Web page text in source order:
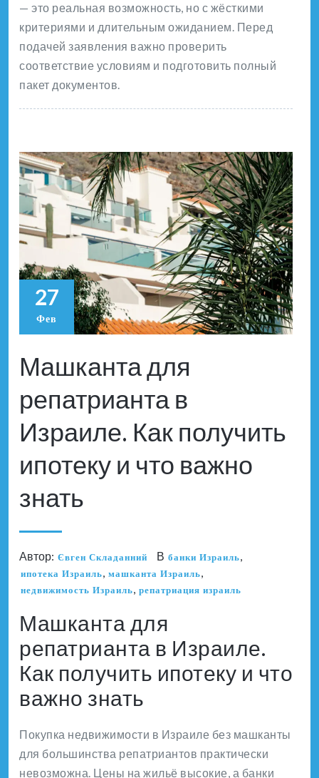
— это реальная возможность, но с жёсткими
критериями и длительным ожиданием. Перед
подачей заявления важно проверить
соответствие условиям и подготовить полный
пакет документов.
27
Фев
Машканта для
репатрианта в
Израиле. Как получить
ипотеку и что важно
знать
Автор: Євген Складанний В банки Израиль,
ипотека Израиль, машканта Израиль,
недвижимость Израиль, репатриация израиль
Машканта для
репатрианта в Израиле.
Как получить ипотеку и что
важно знать
Покупка недвижимости в Израиле без машканты
для большинства репатриантов практически
невозможна. Цены на жильё высокие, а банки